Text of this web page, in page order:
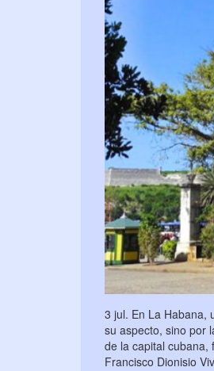
3 jul. En La Habana,
su aspecto, sino por
de la capital cubana,
Francisco Dionisio